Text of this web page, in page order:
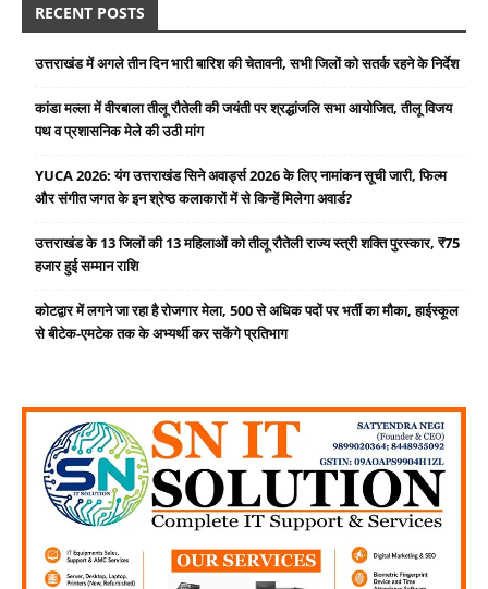
RECENT POSTS
उत्तराखंड में अगले तीन दिन भारी बारिश की चेतावनी, सभी जिलों को सतर्क रहने के निर्देश
कांडा मल्ला में वीरबाला तीलू रौतेली की जयंती पर श्रद्धांजलि सभा आयोजित, तीलू विजय
पथ व प्रशासनिक मेले की उठी मांग
YUCA 2026: यंग उत्तराखंड सिने अवार्ड्स 2026 के लिए नामांकन सूची जारी, फिल्म
और संगीत जगत के इन श्रेष्ठ कलाकारों में से किन्हें मिलेगा अवार्ड?
उत्तराखंड के 13 जिलों की 13 महिलाओं को तीलू रौतेली राज्य स्त्री शक्ति पुरस्कार, ₹75
हजार हुई सम्मान राशि
कोटद्वार में लगने जा रहा है रोजगार मेला, 500 से अधिक पदों पर भर्ती का मौका, हाईस्कूल
से बीटेक-एमटेक तक के अभ्यर्थी कर सकेंगे प्रतिभाग